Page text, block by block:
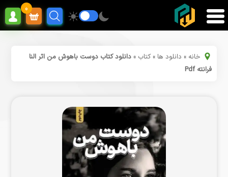
0
خانه » دانلود ها »کتاب »دانلود کتاب دوست باهوش من اثر النا
فرانته Pdf